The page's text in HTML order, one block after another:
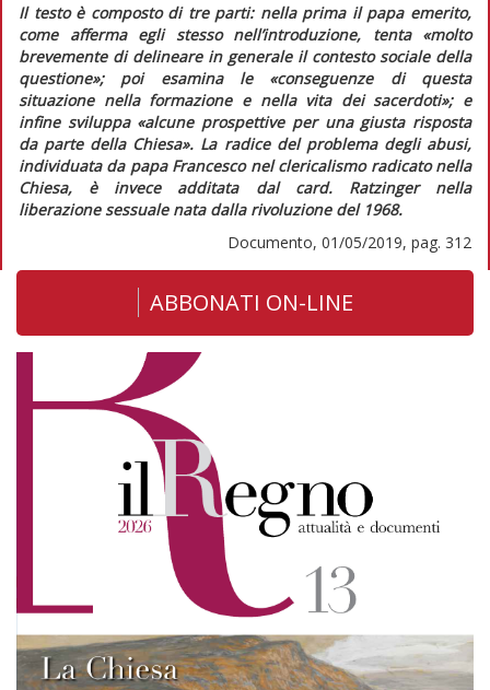
Il testo è composto di tre parti: nella prima il papa emerito,
come afferma egli stesso nell’introduzione, tenta «molto
brevemente di delineare in generale il contesto sociale della
questione»; poi esamina le «conseguenze di questa
situazione nella formazione e nella vita dei sacerdoti»;e
infine sviluppa «alcune prospettive per una giusta risposta
da parte della Chiesa». La radice del problema degli abusi,
individuata da papa Francesco nel clericalismo radicato nella
Chiesa, è invece additata dal card. Ratzinger nella
liberazione sessuale nata dalla rivoluzione del 1968.
Documento, 01/05/2019, pag. 312
ABBONATI ON-LINE